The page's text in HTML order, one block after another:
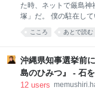
た時、ネットで厳島
塚」だ。 僕の駐在し
とんどおらず、なの
ど存在しないから、
まう。 そう、普段は
切っているのに、日
りに故国の地を踏むと
こころ あとで読む
沖縄県知事選挙前
島のひみつ』 - 石
12 users